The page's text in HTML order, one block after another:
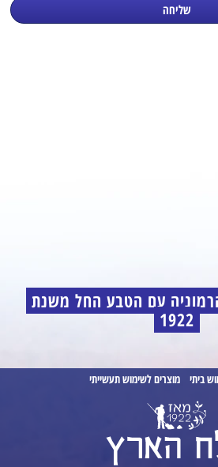
שליחה
עם הטבע החל משנת
1922
ביתי מוצרים לשימוש תעשייתי